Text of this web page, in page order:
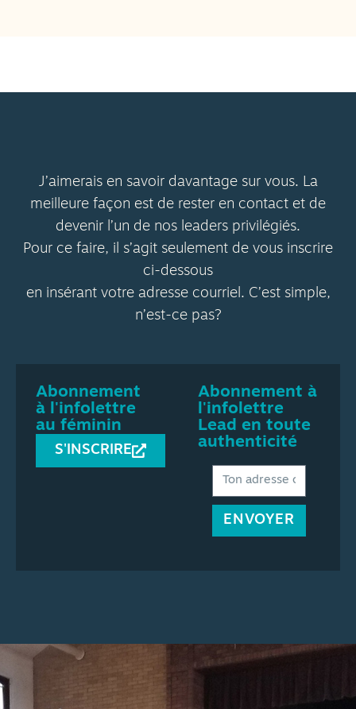
J’aimerais en savoir davantage sur vous. La
meilleure façon est de rester en contact et de
devenir l’un de nos leaders privilégiés.
Pour ce faire, il s’agit seulement de vous inscrire
ci-dessous
en insérant votre adresse courriel. C’est simple,
n’est-ce pas?
Abonnement
à l'infolettre
au féminin
S'INSCRIRE
Abonnement à
l'infolettre
Lead en toute
authenticité
ENVOYER